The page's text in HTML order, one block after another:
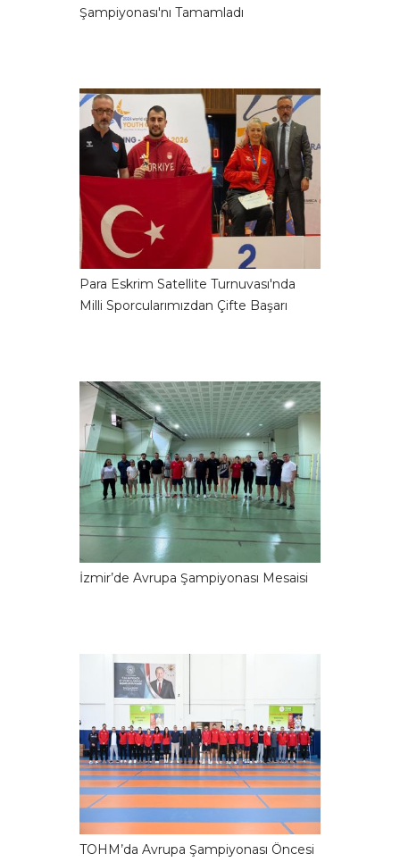
Şampiyonası'nı Tamamladı
Para Eskrim Satellite Turnuvası'nda
Milli Sporcularımızdan Çifte Başarı
İzmir’de Avrupa Şampiyonası Mesaisi
TOHM’da Avrupa Şampiyonası Öncesi